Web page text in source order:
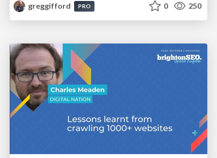
greggifford
PRO 0 250